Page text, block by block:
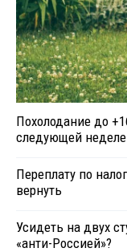
Похолодание до
следующей неделе
Переплату по
вернуть
Усидеть на двух
«анти-Россией»?